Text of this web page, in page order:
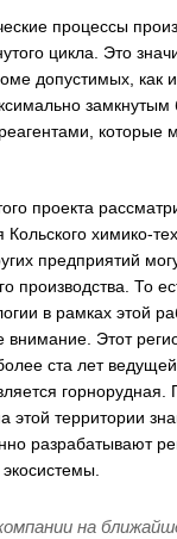
процессы
цикла. Это
допустимых, как
замкнутым
которые
проекта
химико-
предприятий
производства. То
в рамках этой
Этот
ста лет
горнорудная.
этой территории
разрабатывают
на